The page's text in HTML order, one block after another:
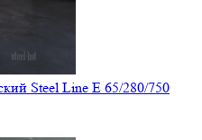
Steel Line E 65/280/750